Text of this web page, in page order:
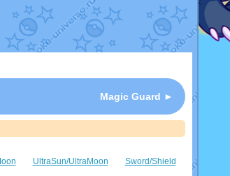
Magic Guard ►
UltraSun/UltraMoon Sword/Shield